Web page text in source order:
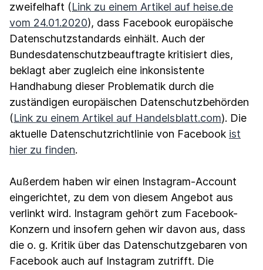
zweifelhaft (Link zu einem Artikel auf heise.de
vom 24.01.2020), dass Facebook europäische
Datenschutzstandards einhält. Auch der
Bundesdatenschutzbeauftragte kritisiert dies,
beklagt aber zugleich eine inkonsistente
Handhabung dieser Problematik durch die
zuständigen europäischen Datenschutzbehörden
(Link zu einem Artikel auf Handelsblatt.com). Die
aktuelle Datenschutzrichtlinie von Facebook ist
hier zu finden.
Außerdem haben wir einen Instagram-Account
eingerichtet, zu dem von diesem Angebot aus
verlinkt wird. Instagram gehört zum Facebook-
Konzern und insofern gehen wir davon aus, dass
die o. g. Kritik über das Datenschutzgebaren von
Facebook auch auf Instagram zutrifft. Die